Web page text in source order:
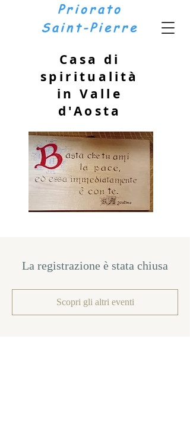
Priorato
Saint-Pierre
Casa di
spiritualità
in Valle
d'Aosta
La registrazione è stata chiusa
Scopri gli altri eventi